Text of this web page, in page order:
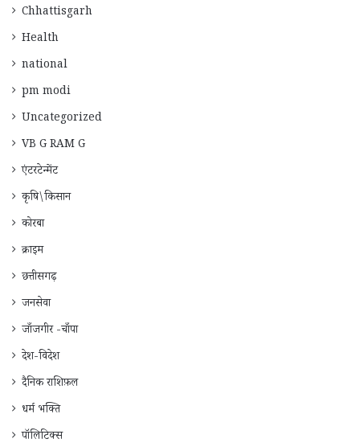
Chhattisgarh
Health
national
pm modi
Uncategorized
VB G RAM G
एंटरटेन्मेंट
कृषि\किसान
कोरबा
क्राइम
छत्तीसगढ़
जनसेवा
जाँजगीर -चाँपा
देश-विदेश
दैनिक राशिफ़ल
धर्म भक्ति
पॉलिटिक्स